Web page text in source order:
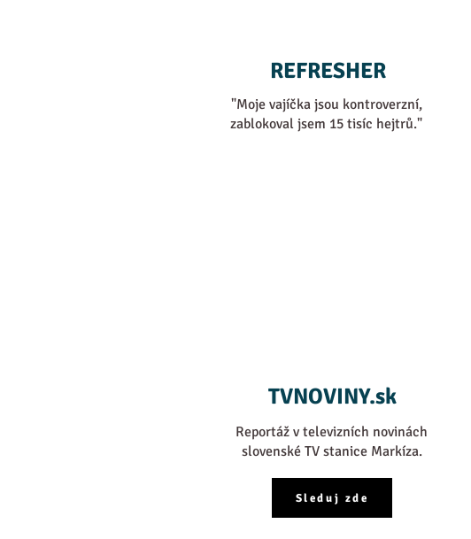
REFRESHER
"Moje vajíčka jsou kontroverzní,
zablokoval jsem 15 tisíc hejtrů."
TVNOVINY.sk
Reportáž v televizních novinách
slovenské TV stanice Markíza.
Sleduj zde